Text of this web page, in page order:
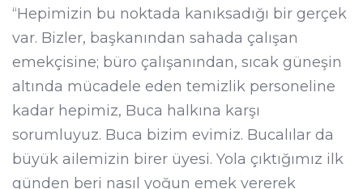
“Hepimizin bu noktada kanıksadığı bir gerçek
var. Bizler, başkanından sahada çalışan
emekçisine; büro çalışanından, sıcak güneşin
altında mücadele eden temizlik personeline
kadar hepimiz, Buca halkına karşı
sorumluyuz. Buca bizim evimiz. Bucalılar da
büyük ailemizin birer üyesi. Yola çıktığımız ilk
günden beri nasıl yoğun emek vererek